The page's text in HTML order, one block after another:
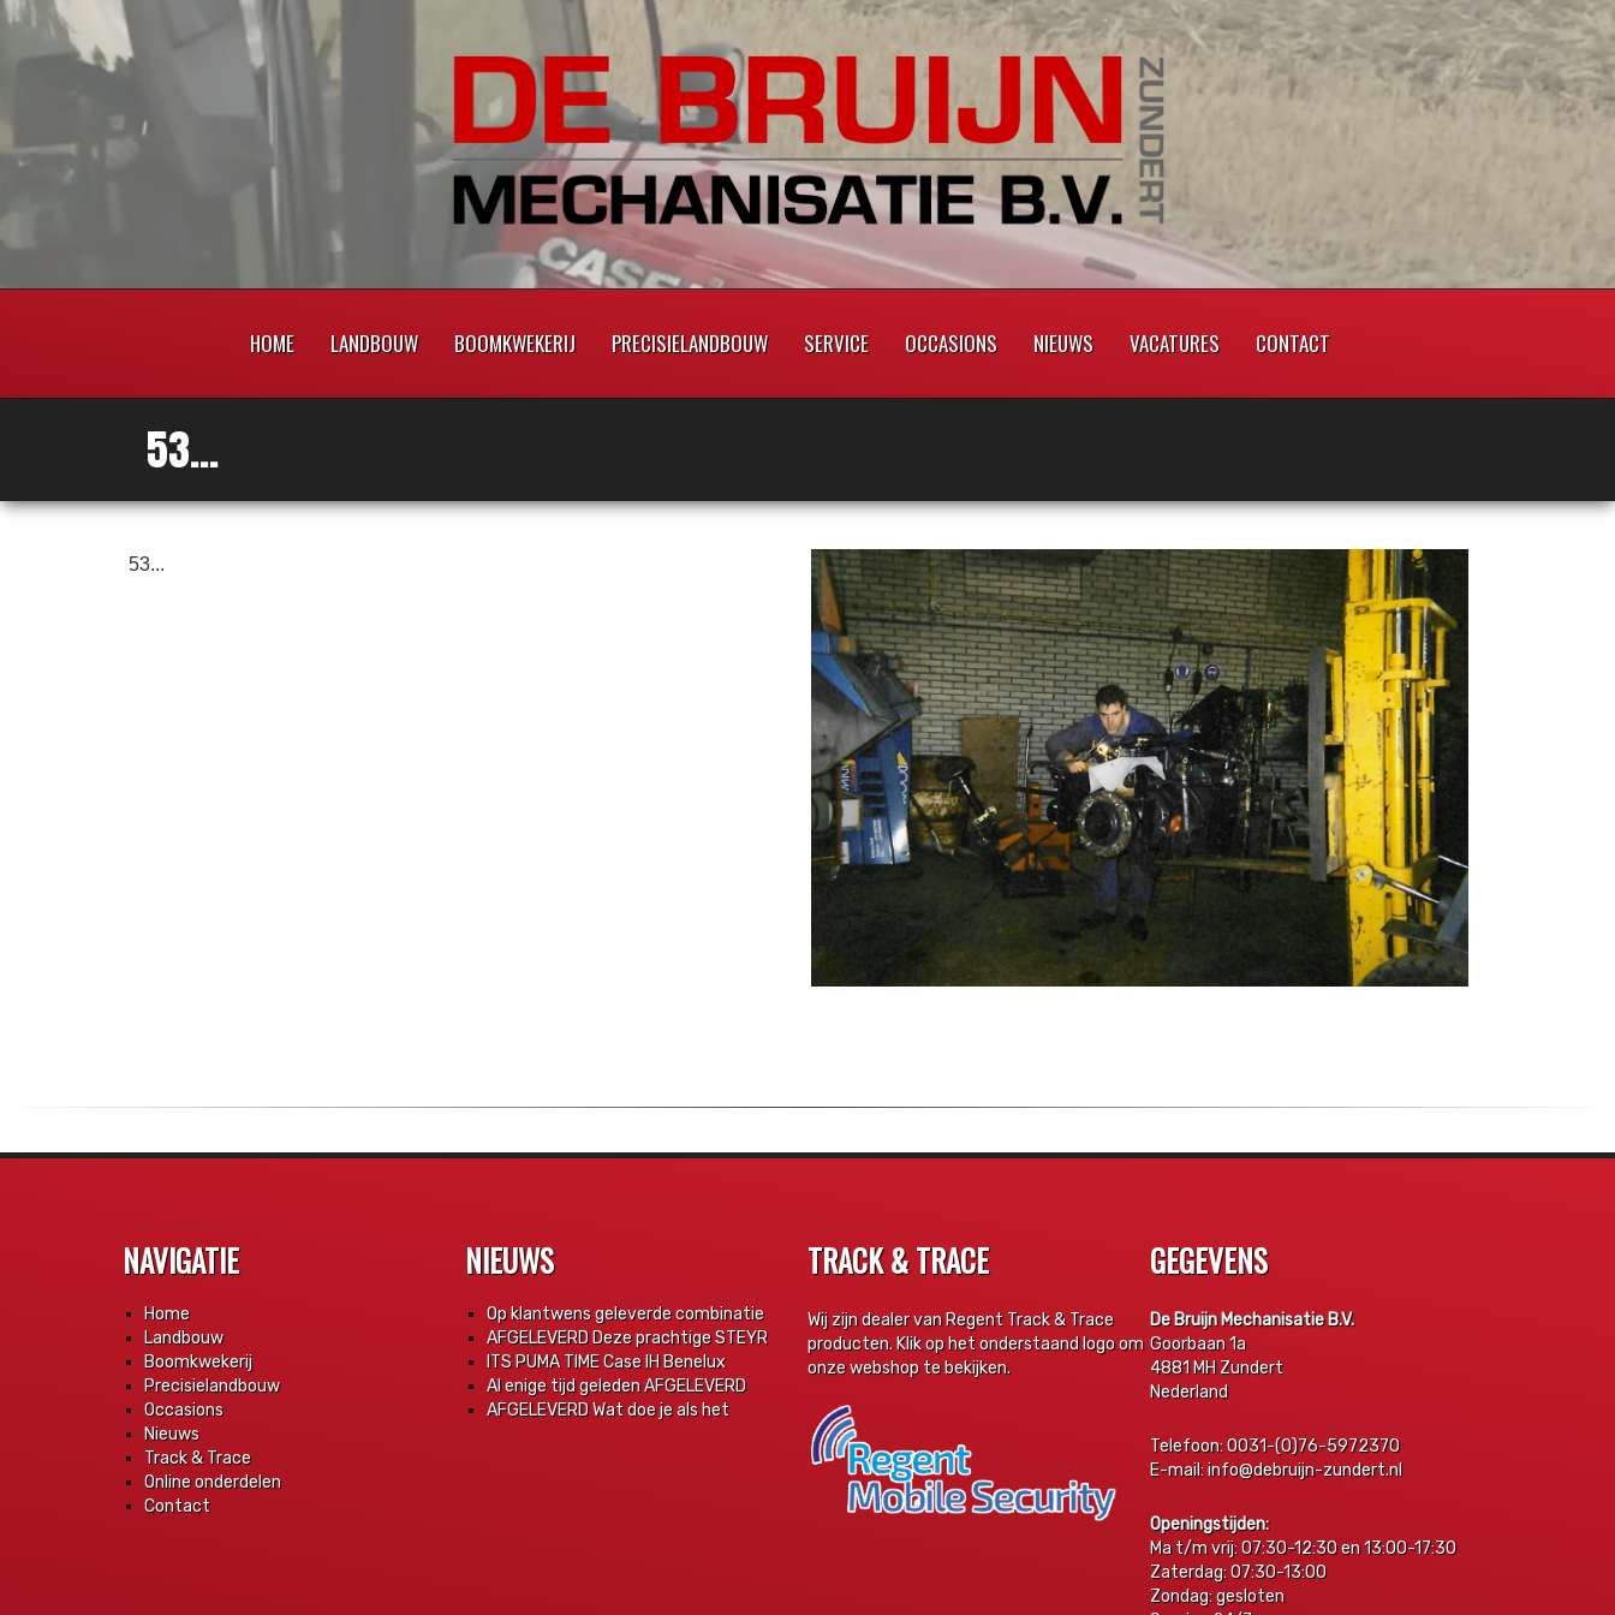
HOME LANDBOUW BOOMKWEKERIJ PRECISIELANDBOUW SERVICE OCCASIONS NIEUWS VACATURES CONTACT
53...
53...
NAVIGATIE
Home
Landbouw
Boomkwekerij
Precisielandbouw
Occasions
Nieuws
Track & Trace
Online onderdelen
Contact
NIEUWS
Op klantwens geleverde combinatie
AFGELEVERD Deze prachtige STEYR
ITS PUMA TIME Case IH Benelux
Al enige tijd geleden AFGELEVERD
AFGELEVERD Wat doe je als het
TRACK & TRACE
Wij zijn dealer van Regent Track & Trace
producten. Klik op het onderstaand logo om
onze webshop te bekijken.
GEGEVENS
De Bruijn Mechanisatie B.V.
Goorbaan 1a
4881 MH Zundert
Nederland
Telefoon: 0031-(0)76-5972370
E-mail: info@debruijn-zundert.nl
Openingstijden:
Ma t/m vrij: 07:30-12:30 en 13:00-17:30
Zaterdag: 07:30-13:00
Zondag: gesloten